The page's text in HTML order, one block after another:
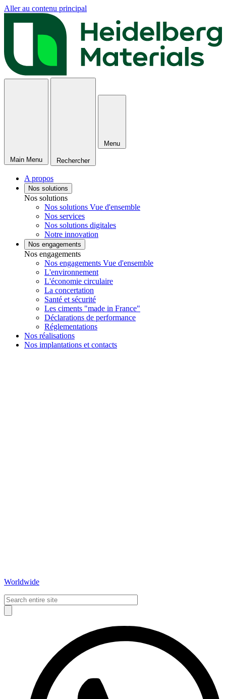
Aller au contenu principal
Main Menu Rechercher
Menu
A propos
Nos solutions
Nos solutions
Nos solutions Vue d'ensemble
Nos services
Nos solutions digitales
Notre innovation
Nos engagements
Nos engagements
Nos engagements Vue d'ensemble
L'environnement
L'économie circulaire
La concertation
Santé et sécurité
Les ciments "made in France"
Déclarations de performance
Réglementations
Nos réalisations
Nos implantations et contacts
Worldwide